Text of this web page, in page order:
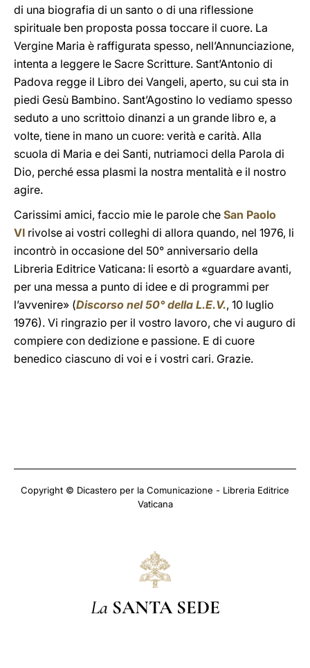
di una biografia di un santo o di una riflessione
spirituale ben proposta possa toccare il cuore. La
Vergine Maria è raffigurata spesso, nell’Annunciazione,
intenta a leggere le Sacre Scritture. Sant’Antonio di
Padova regge il Libro dei Vangeli, aperto, su cui sta in
piedi Gesù Bambino. Sant’Agostino lo vediamo spesso
seduto a uno scrittoio dinanzi a un grande libro e, a
volte, tiene in mano un cuore: verità e carità. Alla
scuola di Maria e dei Santi, nutriamoci della Parola di
Dio, perché essa plasmi la nostra mentalità e il nostro
agire.
Carissimi amici, faccio mie le parole che San Paolo
VI rivolse ai vostri colleghi di allora quando, nel 1976, li
incontrò in occasione del 50° anniversario della
Libreria Editrice Vaticana: li esortò a «guardare avanti,
per una messa a punto di idee e di programmi per
l’avvenire» (Discorso nel 50° della L.E.V., 10 luglio
1976). Vi ringrazio per il vostro lavoro, che vi auguro di
compiere con dedizione e passione. E di cuore
benedico ciascuno di voi e i vostri cari. Grazie.
Copyright © Dicastero per la Comunicazione - Libreria Editrice
Vaticana
La SANTA SEDE